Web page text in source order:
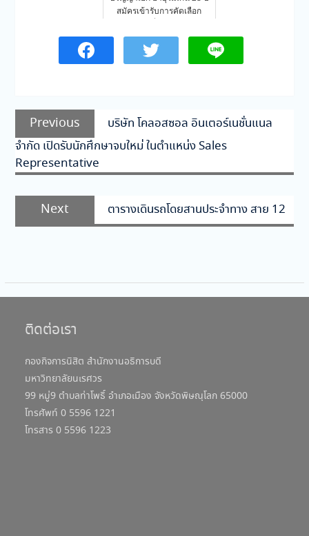
สมัครเข้ารับการคัดเลือก
แนะแนว
เรื่อง
Previous
Previous
post:
บริษัท โคลอสซอล อินเตอร์เนชั่นแนล
จำกัด เปิดรับนักศึกษาจบใหม่ ในตำแหน่ง Sales
Representative
Next
post:
ตารางเดินรถโดยสานประจำทาง สาย 12
ติดต่อเรา
กองกิจการนิสิต สำนักงานอธิการบดี
มหาวิทยาลัยนเรศวร
99 หมู่9 ตำบลท่าโพธิ์ อำเภอเมือง จังหวัดพิษณุโลก 65000
โทรศัพท์ 0 5596 1221
โทรสาร 0 5596 1223